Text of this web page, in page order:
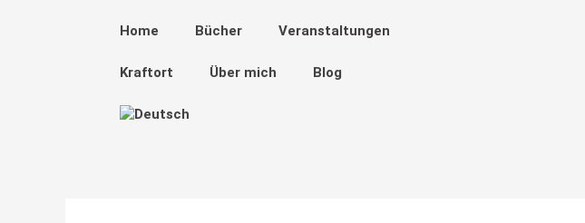
Home Bücher Veranstaltungen
Kraftort Über mich Blog
navigation